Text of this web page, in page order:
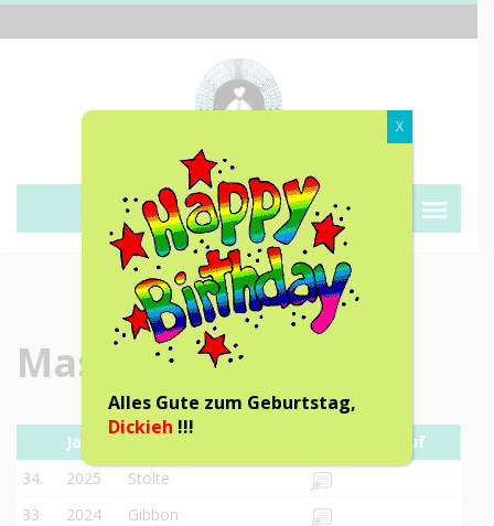
Kegeln ist kein fairer Sport!
Masterssieger
Jahr
Turnierverlauf
34.
2025
Stolte
33.
2024
Gibbon
Alles Gute zum Geburtstag,
Dickieh !!!
X